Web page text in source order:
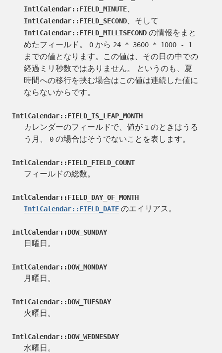
IntlCalendar::FIELD_MINUTE
IntlCalendar::FIELD_SECOND 、そして
IntlCalendar::FIELD_MILLISECOND の情報をまと
めたフィールド。 0 から 24 * 3600 * 1000 - 1
までの値となります。この値は、その日の中での
経過ミリ秒数ではありません。 というのも、夏
時間への移行を挟む場合はこの値は連続した値に
ならないからです。
IntlCalendar::FIELD_IS_LEAP_MONTH
カレンダーのフィールドで、値が 1 のときはうる
う月、 0 の場合はそうでないことを表します。
IntlCalendar::FIELD_FIELD_COUNT
フィールドの総数。
IntlCalendar::FIELD_DAY_OF_MONTH
IntlCalendar::FIELD_DATE のエイリアス。
IntlCalendar::DOW_SUNDAY
日曜日。
IntlCalendar::DOW_MONDAY
月曜日。
IntlCalendar::DOW_TUESDAY
火曜日。
IntlCalendar::DOW_WEDNESDAY
水曜日。